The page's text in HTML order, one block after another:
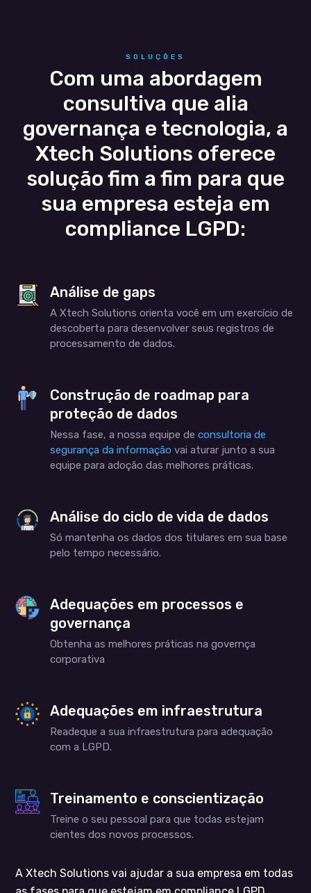
SOLUÇÕES
Com uma abordagem
consultiva que alia
governança e tecnologia, a
Xtech Solutions oferece
solução fim a fim para que
sua empresa esteja em
compliance LGPD:
Análise de gaps
A Xtech Solutions orienta você em um exercício de
descoberta para desenvolver seus registros de
processamento de dados.
Construção de roadmap para
proteção de dados
Nessa fase, a nossa equipe deconsultoria de
segurança da informação vai aturar junto a sua
equipe para adoção das melhores práticas.
Análise do ciclo de vida de dados
Só mantenha os dados dos titulares em sua base
pelo tempo necessário.
Adequações em processos e
governança
Obtenha as melhores práticas na governça
corporativa
Adequações em infraestrutura
Readeque a sua infraestrutura para adequação
com a LGPD.
Treinamento e conscientização
Treine o seu pessoal para que todas estejam
cientes dos novos processos.
A Xtech Solutions vai ajudar a sua empresa em todas